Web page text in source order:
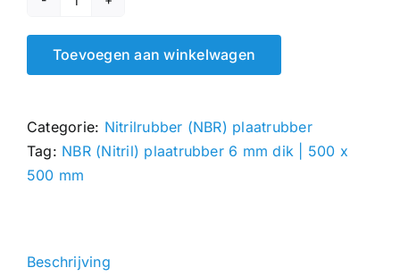
NBR
(Nitril)
plaatrubber
|
500
x
Toevoegen aan winkelwagen
Categorie: Nitrilrubber (NBR) plaatrubber
Tag: NBR (Nitril) plaatrubber 6 mm dik | 500 x
500 mm
Beschrijving